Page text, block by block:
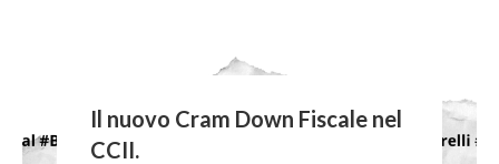
Il nuovo Cram Down Fiscale nel
CCII.